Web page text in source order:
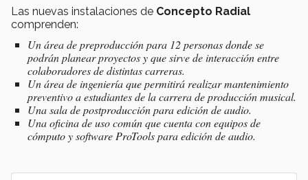
Las nuevas instalaciones de Concepto Radial
comprenden:
Un área de preproducción para 12 personas donde se
podrán planear proyectos y que sirve de interacción entre
colaboradores de distintas carreras.
Un área de ingeniería que permitirá realizar mantenimiento
preventivo a estudiantes de la carrera de producción musical.
Una sala de postproducción para edición de audio.
Una oficina de uso común que cuenta con equipos de
cómputo y software ProTools para edición de audio.